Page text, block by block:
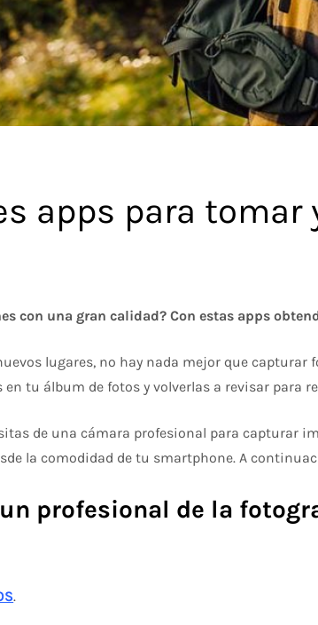
apps para
con una gran calidad? Con estas apps
lugares, no hay nada mejor que
tu álbum de fotos y volverlas a revisar para
de una cámara profesional para capturar
la comodidad de tu smartphone. A
profesional de la
.